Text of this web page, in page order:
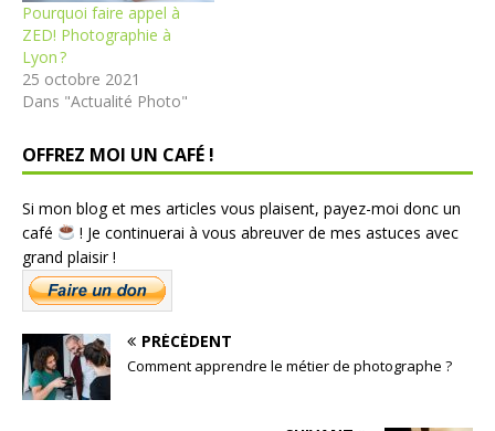
Pourquoi faire appel à
ZED! Photographie à
Lyon ?
25 octobre 2021
Dans "Actualité Photo"
OFFREZ MOI UN CAFÉ !
Si mon blog et mes articles vous plaisent, payez-moi donc un
café
! Je continuerai à vous abreuver de mes astuces avec
grand plaisir !
PRÉCÉDENT
Comment apprendre le métier de photographe ?